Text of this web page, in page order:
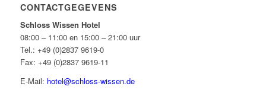
CONTACTGEGEVENS
Schloss Wissen Hotel
08:00 – 11:00 en 15:00 – 21:00 uur
Tel.: +49 (0)2837 9619-0
Fax: +49 (0)2837 9619-11
E-Mail: hotel@schloss-wissen.de